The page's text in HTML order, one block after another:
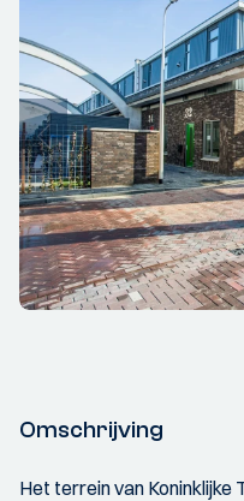
Omschrijving
Het terrein van Koninklijke